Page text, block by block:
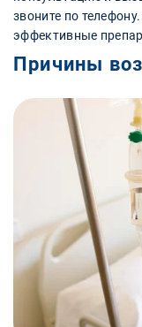
звоните по
эффективные
Причины